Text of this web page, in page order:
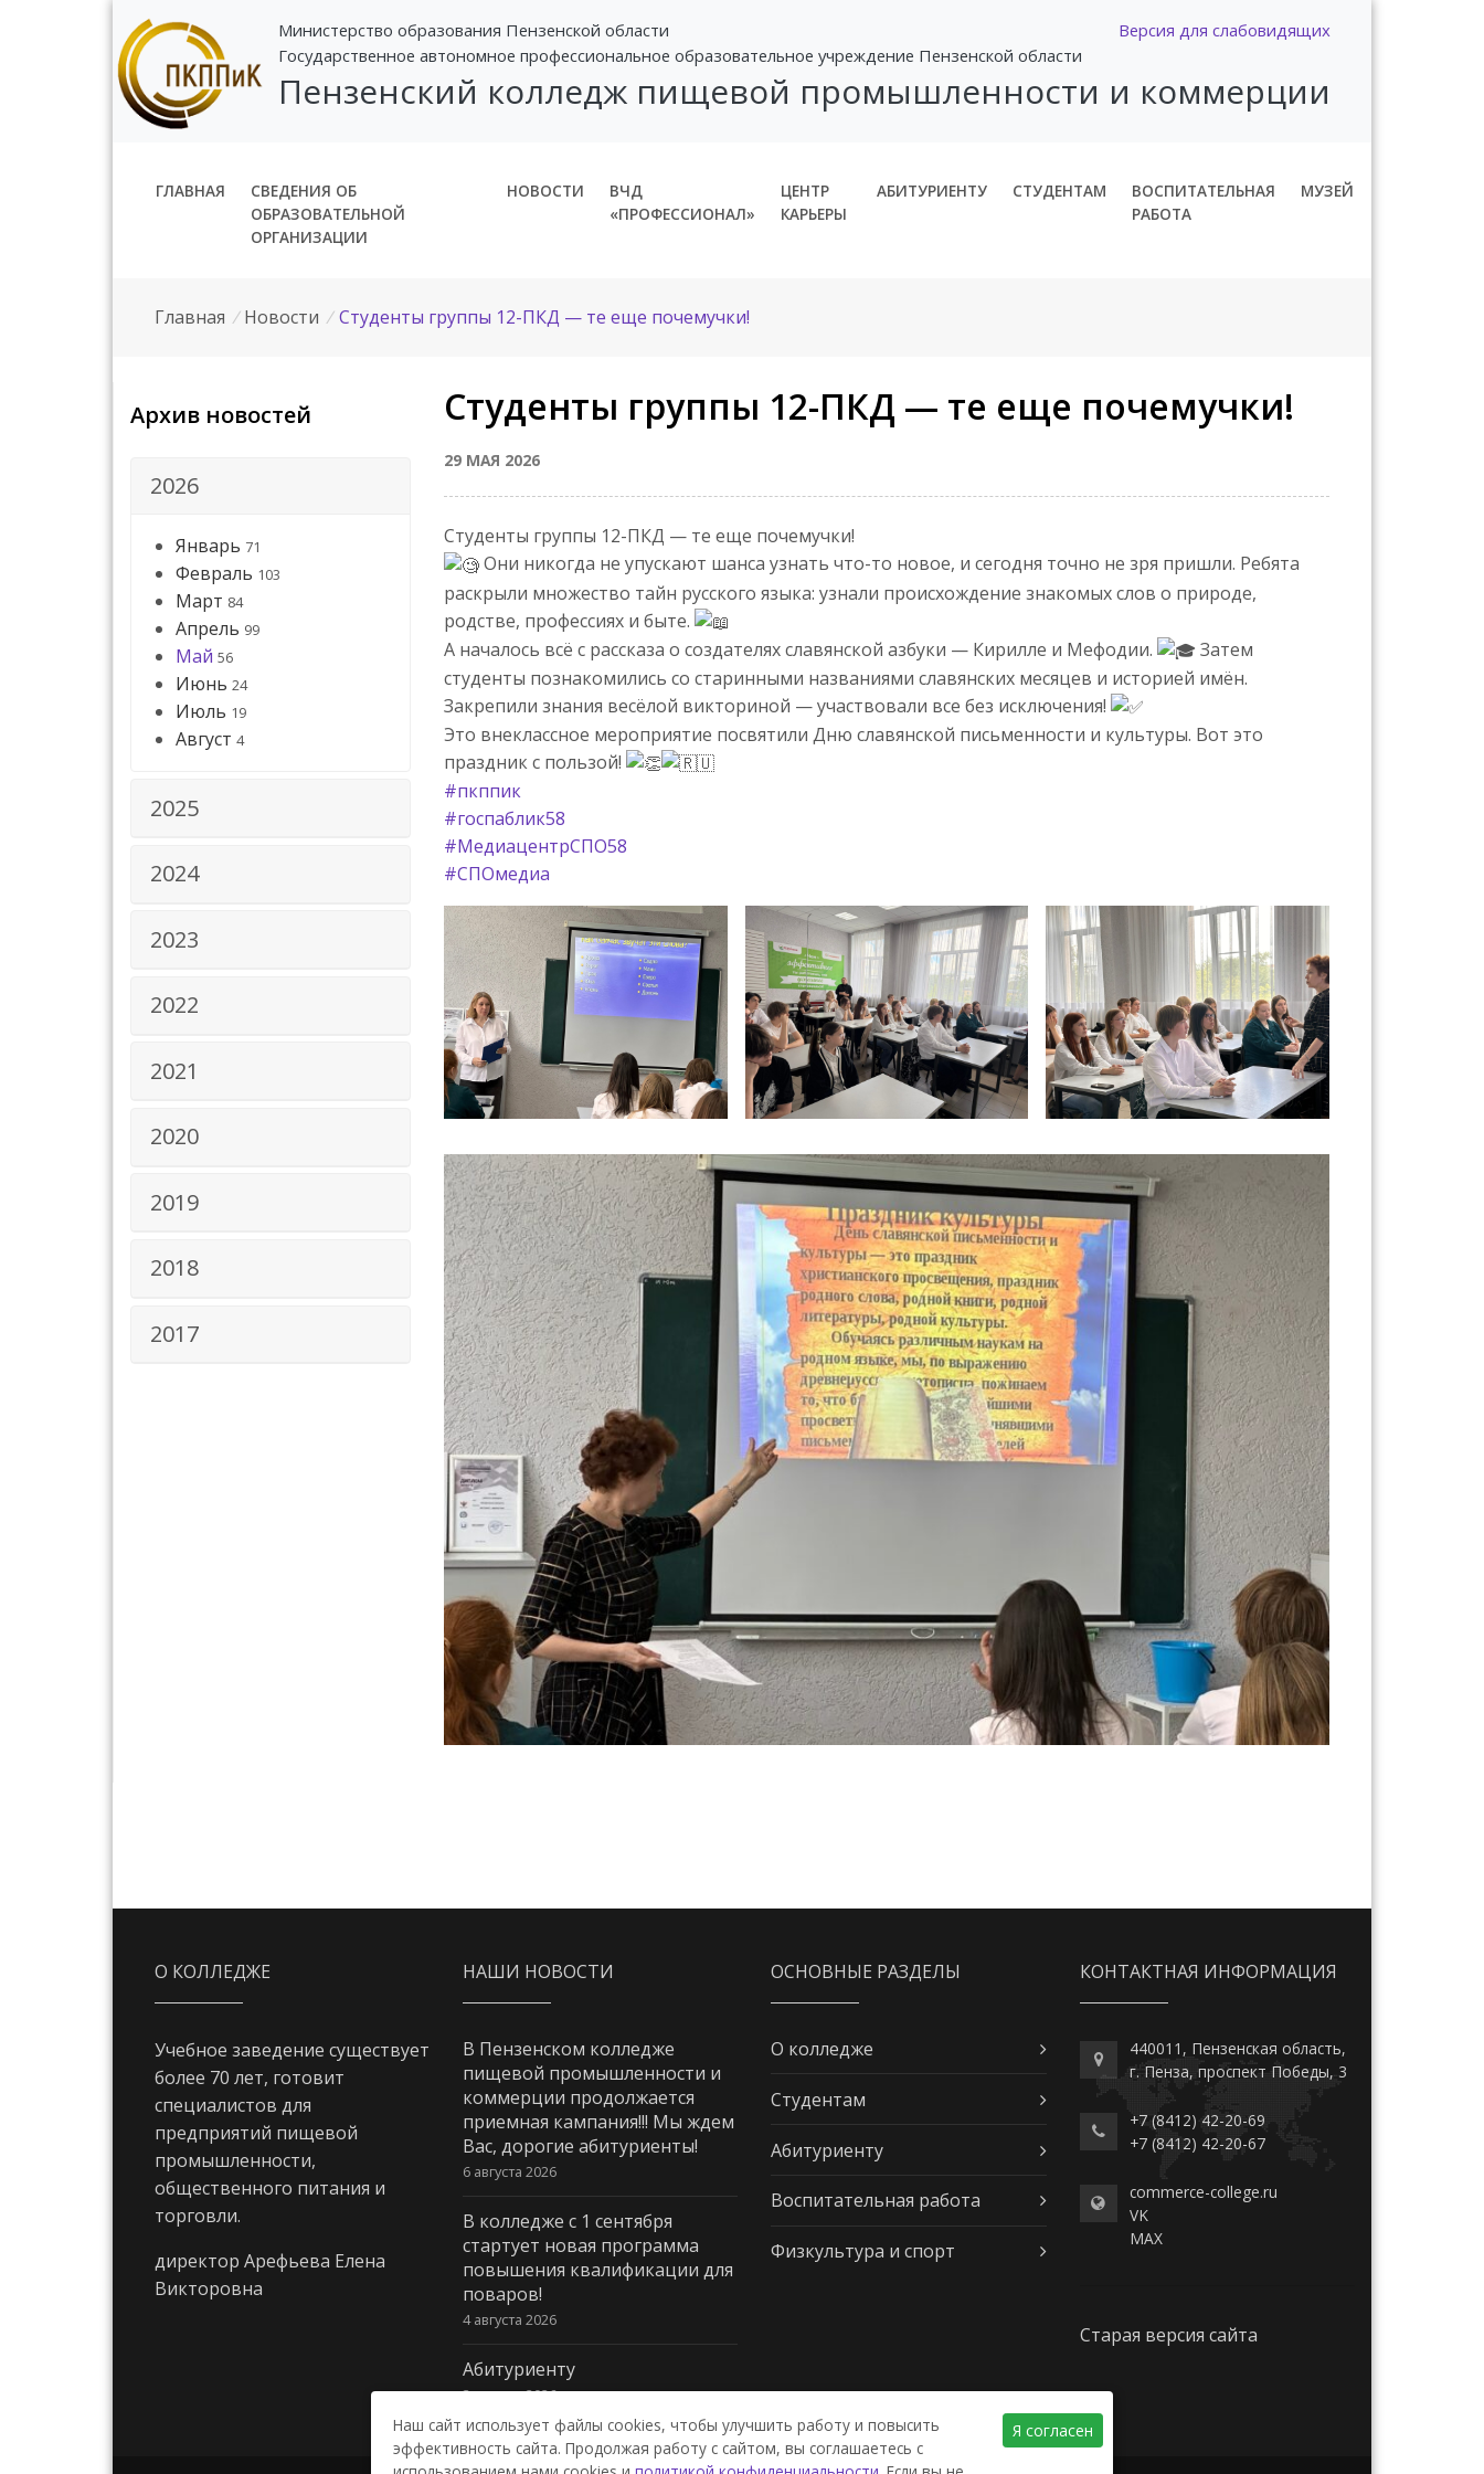
Версия для слабовидящих
Министерство образования Пензенской области
Государственное автономное профессиональное образовательное учреждение Пензенской области
Пензенский колледж пищевой промышленности и коммерции
ГЛАВНАЯ
СВЕДЕНИЯ ОБ
ОБРАЗОВАТЕЛЬНОЙ
ОРГАНИЗАЦИИ
НОВОСТИ
ВЧД
«ПРОФЕССИОНАЛ»
ЦЕНТР
КАРЬЕРЫ
АБИТУРИЕНТУ СТУДЕНТАМ
ВОСПИТАТЕЛЬНАЯ
РАБОТА
МУЗЕЙ
Главная / Новости / Студенты группы 12-ПКД — те еще почемучки!
Архив новостей
2026
Январь 71
Февраль 103
Март 84
Апрель 99
Май 56
Июнь 24
Июль 19
Август 4
2025
2024
2023
2022
2021
2020
2019
2018
2017
Студенты группы 12-ПКД — те еще почемучки!
29 МАЯ 2026
Студенты группы 12-ПКД — те еще почемучки!
Они никогда не упускают шанса узнать что-то новое, и сегодня точно не зря пришли. Ребята
раскрыли множество тайн русского языка: узнали происхождение знакомых слов о природе,
родстве, профессиях и быте.
А началось всё с рассказа о создателях славянской азбуки — Кирилле и Мефодии.
Затем
студенты познакомились со старинными названиями славянских месяцев и историей имён.
Закрепили знания весёлой викториной — участвовали все без исключения!
Это внеклассное мероприятие посвятили Дню славянской письменности и культуры. Вот это
праздник с пользой!
#пкппик
#госпаблик58
#МедиацентрСПО58
#СПОмедиа
О КОЛЛЕДЖЕ
Учебное заведение существует
более 70 лет, готовит
специалистов для
предприятий пищевой
промышленности,
общественного питания и
торговли.
директор Арефьева Елена
Викторовна
НАШИ НОВОСТИ
В Пензенском колледже
пищевой промышленности и
коммерции продолжается
приемная кампания!!! Мы ждем
Вас, дорогие абитуриенты!
6 августа 2026
В колледже с 1 сентября
стартует новая программа
повышения квалификации для
поваров!
4 августа 2026
Абитуриенту
3 августа 2026
ОСНОВНЫЕ РАЗДЕЛЫ
О колледже
Студентам
Абитуриенту
Воспитательная работа
Физкультура и спорт
КОНТАКТНАЯ ИНФОРМАЦИЯ
440011, Пензенская область,
г. Пенза, проспект Победы, 3
+7 (8412) 42-20-69
+7 (8412) 42-20-67
commerce-college.ru
VK
MAX
Старая версия сайта
Наш сайт использует файлы cookies, чтобы улучшить работу и повысить
эффективность сайта. Продолжая работу с сайтом, вы соглашаетесь с
Я согласен